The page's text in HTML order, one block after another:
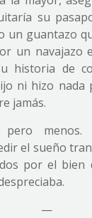
su
un guantazo
un navajazo
historia de
ni hizo
jamás.
pero
el sueño
por el
—